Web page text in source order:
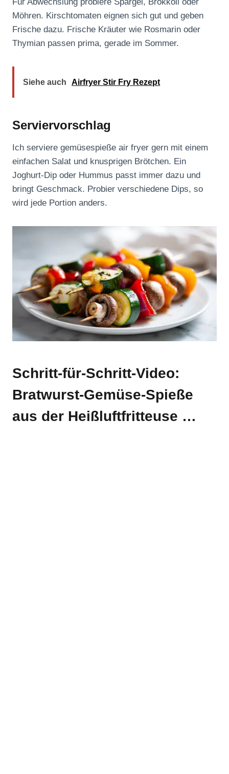
Möhren. Kirschtomaten eignen sich gut und geben
Frische dazu. Frische Kräuter wie Rosmarin oder
Thymian passen prima, gerade im Sommer.
Siehe auch Airfryer Stir Fry Rezept
Serviervorschlag
Ich serviere gemüsespieße air fryer gern mit einem
einfachen Salat und knusprigen Brötchen. Ein
Joghurt‑Dip oder Hummus passt immer dazu und
bringt Geschmack. Probier verschiedene Dips, so
wird jede Portion anders.
Schritt-für-Schritt-Video:
Bratwurst-Gemüse-Spieße
aus der Heißluftfritteuse …